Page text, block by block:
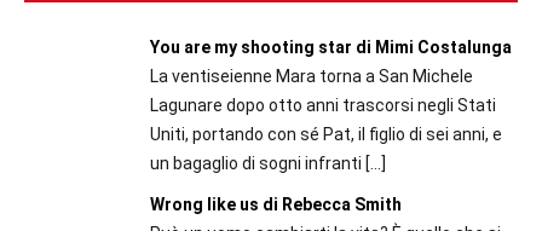
You are my shooting star di Mimi Costalunga
La ventiseienne Mara torna a San Michele
Lagunare dopo otto anni trascorsi negli Stati
Uniti, portando con sé Pat, il figlio di sei anni, e
un bagaglio di sogni infranti […]
Wrong like us di Rebecca Smith